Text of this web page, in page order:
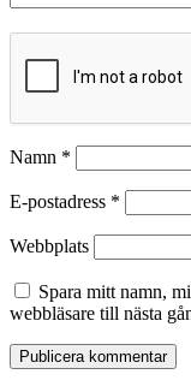
Namn *
E-postadress *
Webbplats
Spara mitt namn,
webbläsare till nästa